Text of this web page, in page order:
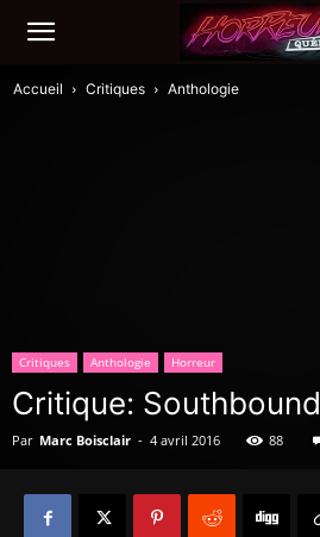
Accueil Critiques Anthologie
Critiques Anthologie Horreur
Critique: Southbound
Par Marc Boisclair - 4 avril 2016 88